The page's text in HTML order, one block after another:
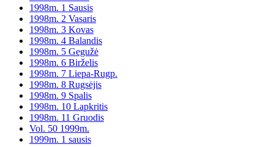
1998m. 1 Sausis
1998m. 2 Vasaris
1998m. 3 Kovas
1998m. 4 Balandis
1998m. 5 Gegužė
1998m. 6 Birželis
1998m. 7 Liepa-Rugp.
1998m. 8 Rugsėjis
1998m. 9 Spalis
1998m. 10 Lapkritis
1998m. 11 Gruodis
Vol. 50 1999m.
1999m. 1 sausis